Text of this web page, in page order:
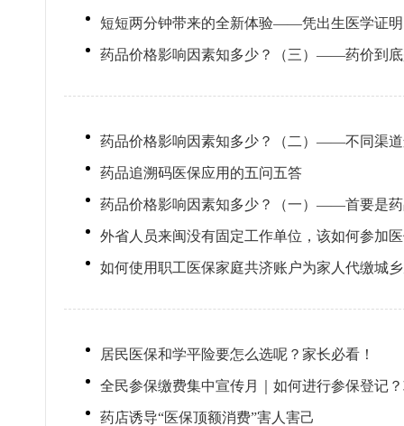
短短两分钟带来的全新体验——凭出生医学证
药品价格影响因素知多少？（三）——药价到
药品价格影响因素知多少？（二）——不同渠
药品追溯码医保应用的五问五答
药品价格影响因素知多少？（一）——首要是
外省人员来闽没有固定工作单位，该如何参加
如何使用职工医保家庭共济账户为家人代缴城
居民医保和学平险要怎么选呢？家长必看！
全民参保缴费集中宣传月｜如何进行参保登记
药店诱导“医保顶额消费”害人害己